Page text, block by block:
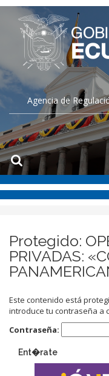
Agencia de
Protegido:
PRIVADAS:
Este contenido está
introduce tu contraseña a
Contraseña:
Ent�rate